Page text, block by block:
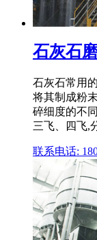
石灰石
石灰石常用
将其制成粉
碎细度的不
三飞、四飞,
联系电话: